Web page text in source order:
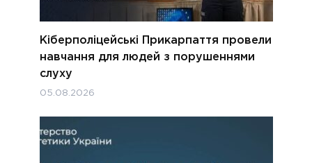
Кіберполіцейські Прикарпаття провели
навчання для людей з порушеннями
слуху
05.08.2026